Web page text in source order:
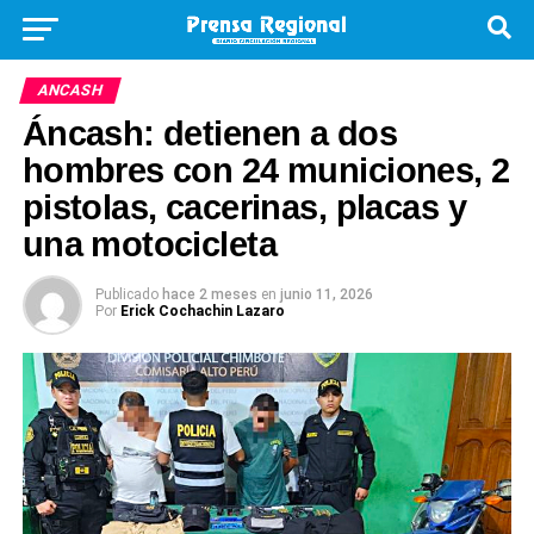
ANCASH
Áncash: detienen a dos
hombres con 24 municiones, 2
pistolas, cacerinas, placas y
una motocicleta
Publicado hace 2 meses en junio 11, 2026
Por Erick Cochachin Lazaro